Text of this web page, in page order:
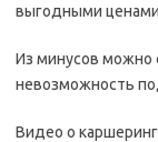
выгодными
Из минусов можно
невозможность
Видео о